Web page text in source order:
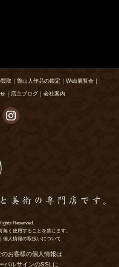
取 ｜ 魯山人作品の鑑定 ｜ Web展覧会 ｜
｜ 店主ブログ ｜ 会社案内
Reserved.
く使用することを禁じます。
個人情報の取扱いについて
のお客様の個人情報は
バルサインのSSLに